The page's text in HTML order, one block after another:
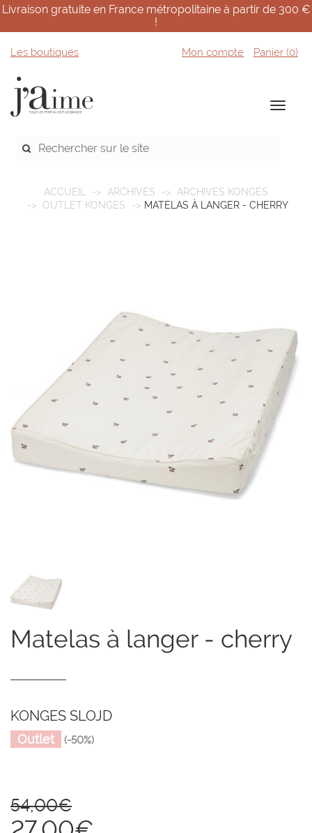
Livraison gratuite en France métropolitaine à partir de 300 €
!
Les boutiques Mon compte Panier (0)
ACCUEIL ARCHIVES
ARCHIVES KONGES
OUTLET KONGES
MATELAS À LANGER - CHERRY
matelas à langer - cherry
KONGES SLOJD
Outlet (-50%)
54,00€